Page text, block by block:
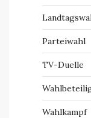
Parteiwahl
TV-Duelle
Wahlkampf